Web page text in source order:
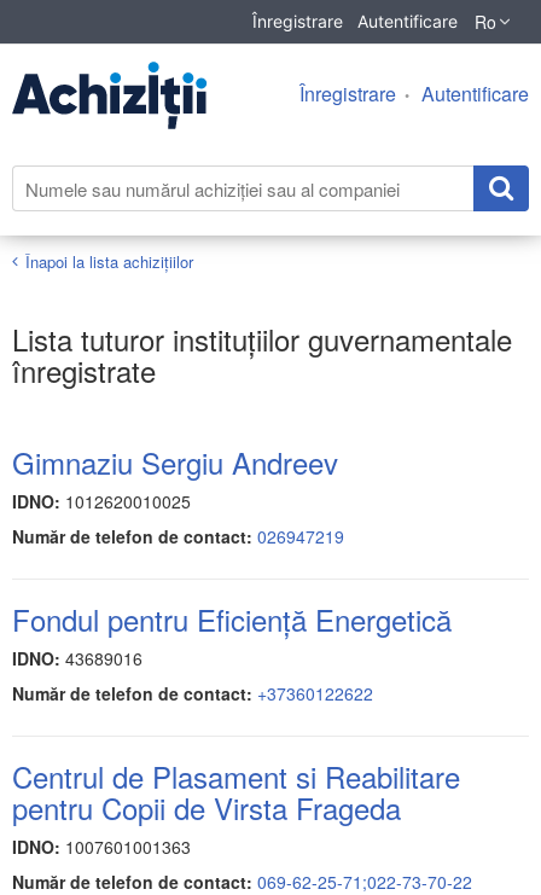
Înregistrare Autentificare Ro
Înregistrare Autentificare
Înapoi la lista achiziţiilor
Lista tuturor instituțiilor guvernamentale
înregistrate
Gimnaziu Sergiu Andreev
IDNO: 1012620010025
Număr de telefon de contact: 026947219
Fondul pentru Eficiență Energetică
IDNO: 43689016
Număr de telefon de contact: +37360122622
Centrul de Plasament si Reabilitare
pentru Copii de Virsta Frageda
IDNO: 1007601001363
Număr de telefon de contact: 069-62-25-71;022-73-70-22